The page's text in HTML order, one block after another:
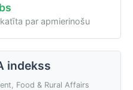
par apmierinošu
indekss
Food & Rural Affairs